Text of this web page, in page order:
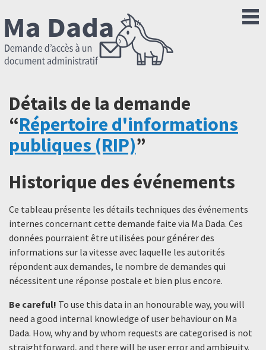
Détails de la demande
“Répertoire d'informations
publiques (RIP)”
Historique des événements
Ce tableau présente les détails techniques des événements
internes concernant cette demande faite via Ma Dada. Ces
données pourraient être utilisées pour générer des
informations sur la vitesse avec laquelle les autorités
répondent aux demandes, le nombre de demandes qui
nécessitent une réponse postale et bien plus encore.
Be careful! To use this data in an honourable way, you will
need a good internal knowledge of user behaviour on Ma
Dada. How, why and by whom requests are categorised is not
straightforward, and there will be user error and ambiguity.